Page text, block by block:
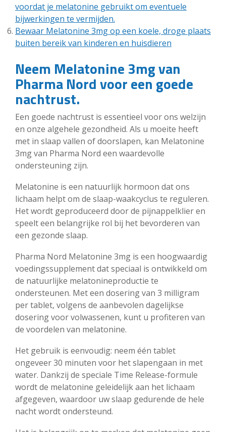
voordat je melatonine gebruikt om eventuele
bijwerkingen te vermijden.
Bewaar Melatonine 3mg op een koele, droge plaats
buiten bereik van kinderen en huisdieren
Neem Melatonine 3mg van
Pharma Nord voor een goede
nachtrust.
Een goede nachtrust is essentieel voor ons welzijn
en onze algehele gezondheid. Als u moeite heeft
met in slaap vallen of doorslapen, kan Melatonine
3mg van Pharma Nord een waardevolle
ondersteuning zijn.
Melatonine is een natuurlijk hormoon dat ons
lichaam helpt om de slaap-waakcyclus te reguleren.
Het wordt geproduceerd door de pijnappelklier en
speelt een belangrijke rol bij het bevorderen van
een gezonde slaap.
Pharma Nord Melatonine 3mg is een hoogwaardig
voedingssupplement dat speciaal is ontwikkeld om
de natuurlijke melatonineproductie te
ondersteunen. Met een dosering van 3 milligram
per tablet, volgens de aanbevolen dagelijkse
dosering voor volwassenen, kunt u profiteren van
de voordelen van melatonine.
Het gebruik is eenvoudig: neem één tablet
ongeveer 30 minuten voor het slapengaan in met
water. Dankzij de speciale Time Release-formule
wordt de melatonine geleidelijk aan het lichaam
afgegeven, waardoor uw slaap gedurende de hele
nacht wordt ondersteund.